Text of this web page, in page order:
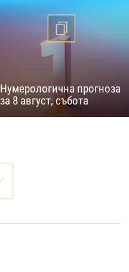
Нумерологична прогноза
за 8 август, събота